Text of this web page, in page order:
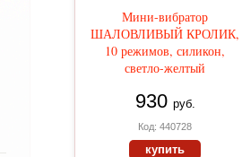
Мини-вибратор
ШАЛОВЛИВЫЙ КРОЛИК,
10 режимов, силикон,
светло-желтый
930 руб.
Код: 440728
купить